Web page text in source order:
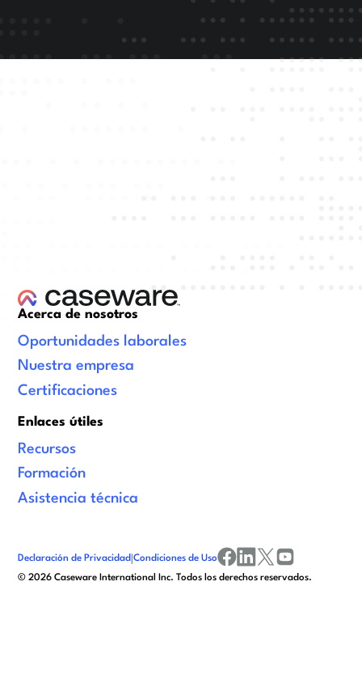
Acerca de nosotros
Oportunidades laborales
Nuestra empresa
Certificaciones
Enlaces útiles
Recursos
Formación
Asistencia técnica
©2026 Caseware International Inc. Todos los derechos reservados.
Declaración de Privacidad |Condiciones de Uso
facebook
linkedinx/twitter
youtube